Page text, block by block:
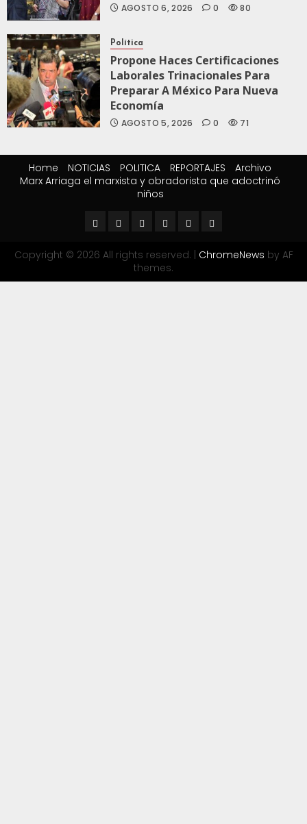
AGOSTO 6, 2026 0 80
Política
Propone Haces Certificaciones
Laborales Trinacionales Para
Preparar A México Para Nueva
Economía
AGOSTO 5, 2026 0 71
Home NOTICIAS POLITICA REPORTAJES
Archivo
Marx Arriaga el marxista y obradorista que adoctrinó
niños
Copyright © 2026 All rights reserved. ChromeNews by AF
themes.